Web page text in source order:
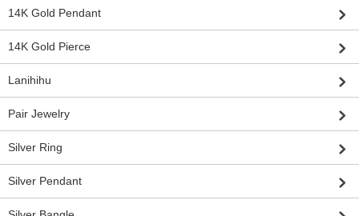
14K Gold Pendant
14K Gold Pierce
Lanihihu
Pair Jewelry
Silver Ring
Silver Pendant